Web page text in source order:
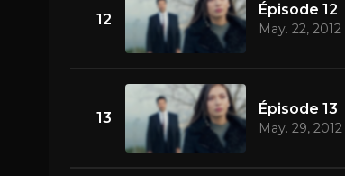
12
Épisode 12
May. 22, 2012
13
Épisode 13
May. 29, 2012